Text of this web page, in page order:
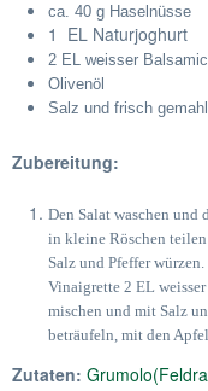
ca. 40 g Haselnüsse
1 EL Naturjoghurt
2 EL weisser
Olivenöl
Salz und frisch
Zubereitung:
Den Salat waschen und
in kleine Röschen
Salz und Pfeffer
Vinaigrette 2 EL
mischen und mit Salz
beträufeln, mit den
Zutaten: